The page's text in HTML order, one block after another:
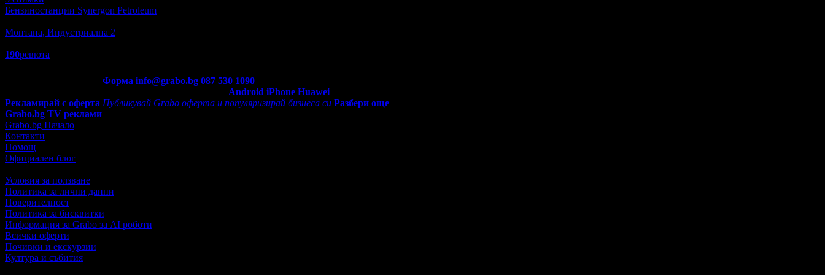
Бензиностанции Synergon Petroleum
Монтана, Индустриална 2
190ревюта
Форма info@grabo.bg 087 530 1090
Android iPhone Huawei
Рекламирай с оферта Публикувай Grabo оферта и популяризирай бизнеса си Разбери още
Grabo.bg TV реклами
Grabo.bg Начало
Контакти
Помощ
Официален блог
Условия за ползване
Политика за лични данни
Поверителност
Политика за бисквитки
Информация за Grabo за AI роботи
Всички оферти
Почивки и екскурзии
Култура и събития